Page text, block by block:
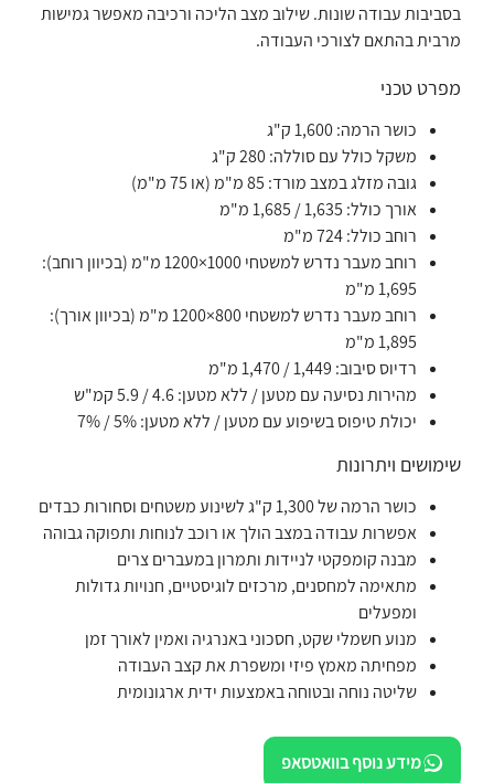
בסביבות עבודה שונות. שילוב מצב הליכה ורכיבה מאפשר גמישות
מרבית בהתאם לצורכי העבודה.
מפרט טכני
כושר הרמה: 1,600 ק"ג
משקל כולל עם סוללה: 280 ק"ג
גובה מזלג במצב מורד: 85 מ"מ (או 75 מ"מ)
אורך כולל: 1,635 / 1,685 מ"מ
רוחב כולל: 724 מ"מ
רוחב מעבר נדרש למשטחי 1000×1200 מ"מ (בכיוון רוחב):
1,695 מ"מ
רוחב מעבר נדרש למשטחי 800×1200 מ"מ (בכיוון אורך):
1,895 מ"מ
רדיוס סיבוב: 1,449 / 1,470 מ"מ
מהירות נסיעה עם מטען / ללא מטען: 4.6 / 5.9 קמ"ש
יכולת טיפוס בשיפוע עם מטען / ללא מטען: 5% / 7%
שימושים ויתרונות
כושר הרמה של 1,300 ק"ג לשינוע משטחים וסחורות כבדים
אפשרות עבודה במצב הולך או רוכב לנוחות ותפוקה גבוהה
מבנה קומפקטי לניידות ותמרון במעברים צרים
מתאימה למחסנים, מרכזים לוגיסטיים, חנויות גדולות
ומפעלים
מנוע חשמלי שקט, חסכוני באנרגיה ואמין לאורך זמן
מפחיתה מאמץ פיזי ומשפרת את קצב העבודה
שליטה נוחה ובטוחה באמצעות ידית ארגונומית
מידע נוסף בוואטסאפ